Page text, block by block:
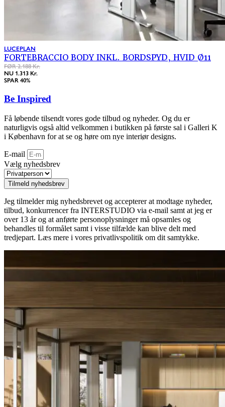
LUCEPLAN
FORTEBRACCIO BODY INKL. BORDSPYD, HVID Ø11
FØR 2.188 Kr.
NU 1.313 Kr.
SPAR 40%
Be Inspired
Få løbende tilsendt vores gode tilbud og nyheder. Og du er
naturligvis også altid velkommen i butikken på første sal i Galleri K
i København for at se og høre om nye interiør designs.
E-mail
Vælg nyhedsbrev
Tilmeld nyhedsbrev
Jeg tilmelder mig nyhedsbrevet og accepterer at modtage nyheder,
tilbud, konkurrencer fra INTERSTUDIO via e-mail samt at jeg er
over 13 år og at anførte personoplysninger må opsamles og
behandles til formålet samt i visse tilfælde kan blive delt med
tredjepart. Læs mere i vores privatlivspolitik om dit samtykke.